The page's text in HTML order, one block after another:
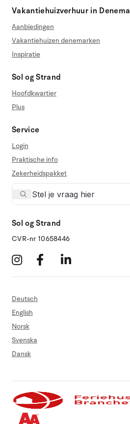
Vakantiehuizverhuur in
Aanbiedingen
Vakantiehuizen denemarken
Inspiratie
Sol og Strand
Hoofdkwartier
Plus
Service
Login
Praktische info
Zekerheidspakket
Sol og Strand
CVR-nr 10658446
Deutsch
English
Norsk
Svenska
Dansk